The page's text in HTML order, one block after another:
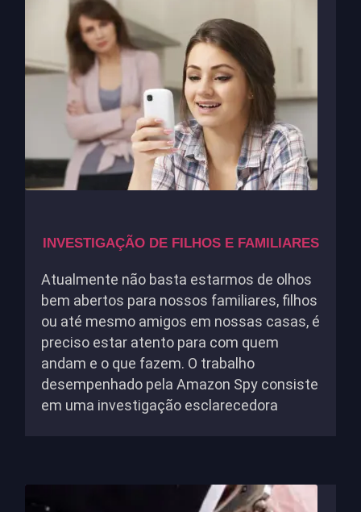
INVESTIGAÇÃO DE FILHOS E FAMILIARES
Atualmente não basta estarmos de olhos
bem abertos para nossos familiares, filhos
ou até mesmo amigos em nossas casas, é
preciso estar atento para com quem
andam e o que fazem. O trabalho
desempenhado pela Amazon Spy consiste
em uma investigação esclarecedora